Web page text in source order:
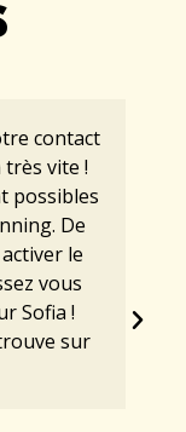
contact
vite !
possibles
De
le
vous
Sofia !
sur